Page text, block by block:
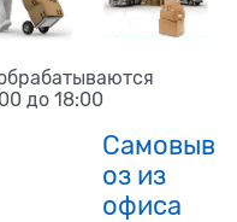
до 18:00
Самовыв
оз из
офиса